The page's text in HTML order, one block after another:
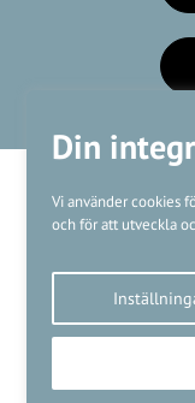
Din
Vi använder cookies
och för att utveckla